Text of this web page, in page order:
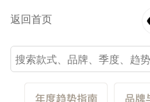
返回首页